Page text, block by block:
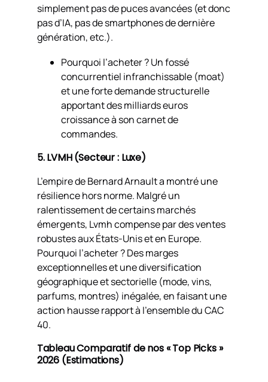
simplement pas de puces avancées (et donc
pas d’IA, pas de smartphones de dernière
génération, etc.).
Pourquoi l’acheter ? Un fossé
concurrentiel infranchissable (moat)
et une forte demande structurelle
apportant des milliards euros
croissance à son carnet de
commandes.
5. LVMH (Secteur : Luxe)
L’empire de Bernard Arnault a montré une
résilience hors norme. Malgré un
ralentissement de certains marchés
émergents, Lvmh compense par des ventes
robustes aux États-Unis et en Europe.
Pourquoi l’acheter ? Des marges
exceptionnelles et une diversification
géographique et sectorielle (mode, vins,
parfums, montres) inégalée, en faisant une
action hausse rapport à l’ensemble du CAC
40.
Tableau Comparatif de nos « Top Picks »
2026 (Estimations)